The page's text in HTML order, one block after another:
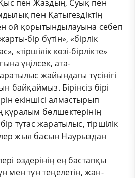
пен Жаздың, Суық пен
пен Қатыгездіктің
ой қорытындылауына себеп
бір бүтін», «бірлік
«тіршілік көзі-бірлікте»
үңілсек, ата-
жайындағы түсінігі
байқаймыз. Бірінсіз бірі
екіншісі алмастырып
құралым бөлшектерінің
тұтас жаратылыс, тіршілік
жыл басын Наурыздан
өздерінің ең бастапқы
мен түн теңелетін, жан-